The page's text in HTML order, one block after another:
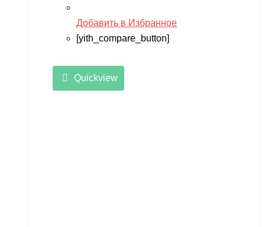
Добавить в Избранное
[yith_compare_button]
Quickview